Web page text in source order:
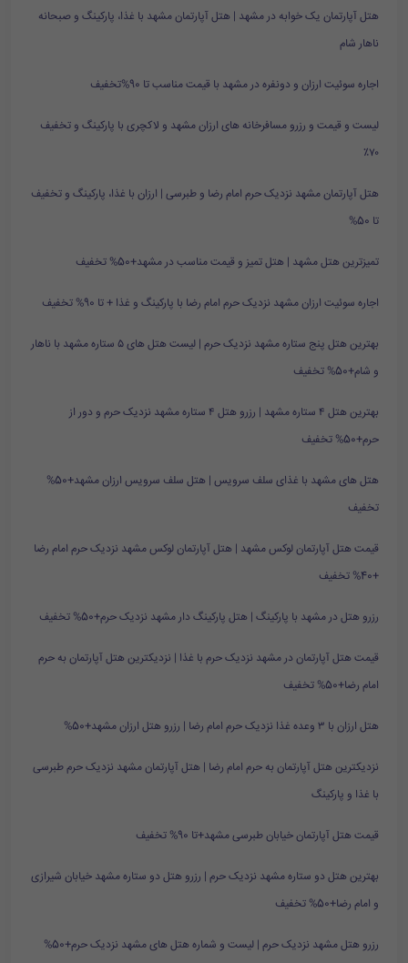
هتل آپارتمان یک خوابه در مشهد | هتل آپارتمان مشهد با غذا، پارکینگ و صبحانه
ناهار شام
اجاره سوئیت ارزان و دونفره در مشهد با قیمت مناسب تا 90%تخفیف
لیست و قیمت و رزرو مسافرخانه های ارزان مشهد و لاکچری با پارکینگ و تخفیف
۷۰٪
هتل آپارتمان مشهد نزدیک حرم امام رضا و طبرسی | ارزان با غذا، پارکینگ و تخفیف
تا 50%
تمیزترین هتل مشهد | هتل تمیز و قیمت مناسب در مشهد+50% تخفیف
اجاره سوئیت ارزان مشهد نزدیک حرم امام رضا با پارکینگ و غذا + تا 90% تخفیف
بهترین هتل پنج ستاره مشهد نزدیک حرم | لیست هتل های ۵ ستاره مشهد با ناهار
و شام+50% تخفیف
بهترین هتل ۴ ستاره مشهد | رزرو هتل ۴ ستاره مشهد نزدیک حرم و دور از
حرم+50% تخفیف
هتل های مشهد با غذای سلف سرویس | هتل سلف سرویس ارزان مشهد+50%
تخفیف
قیمت هتل آپارتمان لوکس مشهد | هتل آپارتمان لوکس مشهد نزدیک حرم امام رضا
+40% تخفیف
رزرو هتل در مشهد با پارکینگ | هتل پارکینگ دار مشهد نزدیک حرم+50% تخفیف
قیمت هتل آپارتمان در مشهد نزدیک حرم با غذا | نزدیکترین هتل آپارتمان به حرم
امام رضا+50% تخفیف
هتل ارزان با ۳ وعده غذا نزدیک حرم امام رضا | رزرو هتل ارزان مشهد+50%
نزدیکترین هتل آپارتمان به حرم امام رضا | هتل آپارتمان مشهد نزدیک حرم طبرسی
با غذا و پارکینگ
قیمت هتل آپارتمان خیابان طبرسی مشهد+تا 90% تخفیف
بهترین هتل دو ستاره مشهد نزدیک حرم | رزرو هتل دو ستاره مشهد خیابان شیرازی
و امام رضا+50% تخفیف
رزرو هتل مشهد نزدیک حرم | لیست و شماره هتل های مشهد نزدیک حرم+50%